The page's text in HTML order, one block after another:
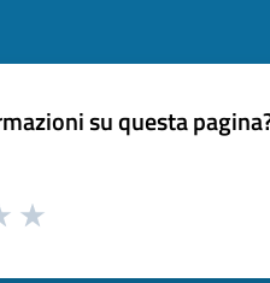
su questa